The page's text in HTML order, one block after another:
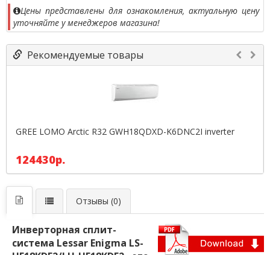
Цены представлены для ознакомления, актуальную цену
уточняйте у менеджеров магазина!
Рекомендуемые товары
GREE LOMO Arctic R32 GWH18QDXD-K6DNC2I inverter
124430р.
Отзывы (0)
Инверторная сплит-
система Lessar Enigma LS-